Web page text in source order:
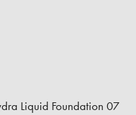
Liquid Foundation 07